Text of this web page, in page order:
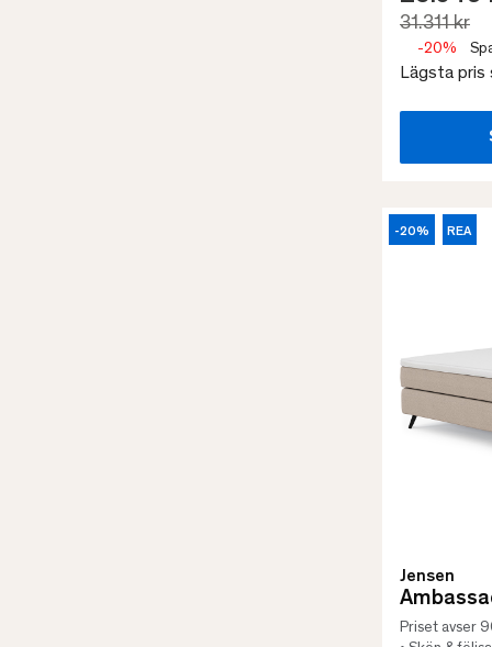
31.311 kr
-20%
Lägsta pris
-20% REA
Jensen
Priset avser